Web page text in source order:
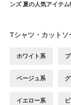
ンズ 夏の人気アイテム
Tシャツ・カットソ
ホワイト系
ベージュ系
イエロー系